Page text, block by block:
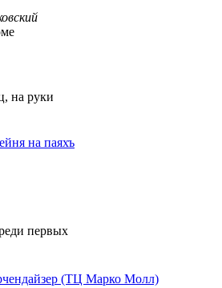
на руки
на паяхъ
первых
(ТЦ Марко Молл)